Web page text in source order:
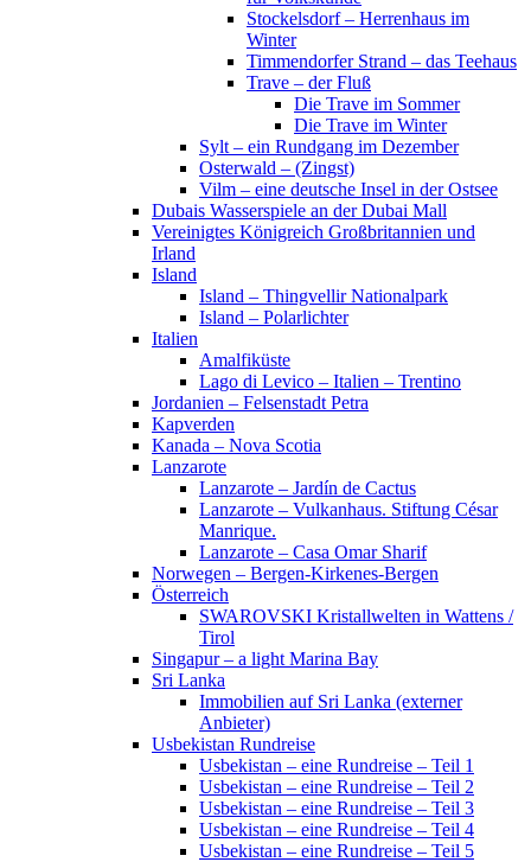
Stockelsdorf – Herrenhaus im
Winter
Timmendorfer Strand – das Teehaus
Trave – der Fluß
Die Trave im Sommer
Die Trave im Winter
Sylt – ein Rundgang im Dezember
Osterwald – (Zingst)
Vilm – eine deutsche Insel in der Ostsee
Dubais Wasserspiele an der Dubai Mall
Vereinigtes Königreich Großbritannien und
Irland
Island
Island – Thingvellir Nationalpark
Island – Polarlichter
Italien
Amalfiküste
Lago di Levico – Italien – Trentino
Jordanien – Felsenstadt Petra
Kapverden
Kanada – Nova Scotia
Lanzarote
Lanzarote – Jardín de Cactus
Lanzarote – Vulkanhaus. Stiftung César
Manrique.
Lanzarote – Casa Omar Sharif
Norwegen – Bergen-Kirkenes-Bergen
Österreich
SWAROVSKI Kristallwelten in Wattens /
Tirol
Singapur – a light Marina Bay
Sri Lanka
Immobilien auf Sri Lanka (externer
Anbieter)
Usbekistan Rundreise
Usbekistan – eine Rundreise – Teil 1
Usbekistan – eine Rundreise – Teil 2
Usbekistan – eine Rundreise – Teil 3
Usbekistan – eine Rundreise – Teil 4
Usbekistan – eine Rundreise – Teil 5